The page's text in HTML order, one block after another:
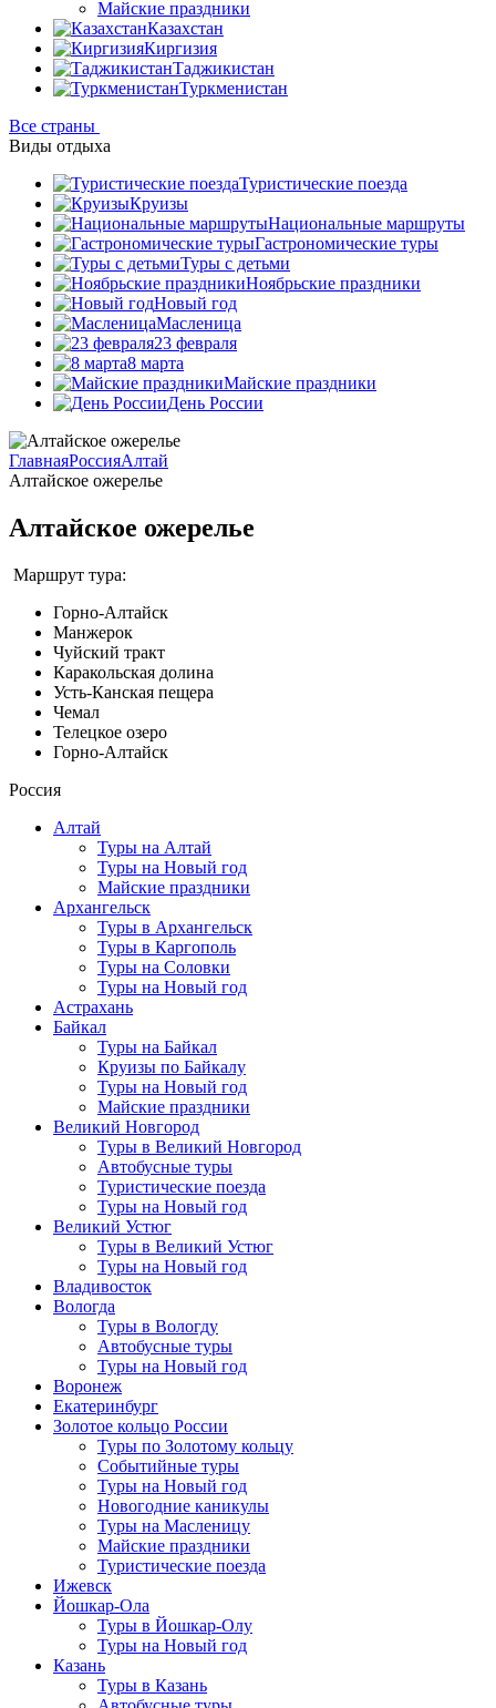
Майские праздники
Казахстан
Киргизия
Таджикистан
Туркменистан
Все страны
Виды отдыха
Туристические поезда
Круизы
Национальные маршруты
Гастрономические туры
Туры с детьми
Ноябрьские праздники
Новый год
Масленица
23 февраля
8 марта
Майские праздники
День России
ГлавнаяРоссияАлтай
Алтайское ожерелье
Алтайское ожерелье
Маршрут тура:
Горно-Алтайск
Манжерок
Чуйский тракт
Каракольская долина
Усть-Канская пещера
Чемал
Телецкое озеро
Горно-Алтайск
Россия
Алтай
Туры на Алтай
Туры на Новый год
Майские праздники
Архангельск
Туры в Архангельск
Туры в Каргополь
Туры на Соловки
Туры на Новый год
Астрахань
Байкал
Туры на Байкал
Круизы по Байкалу
Туры на Новый год
Майские праздники
Великий Новгород
Туры в Великий Новгород
Автобусные туры
Туристические поезда
Туры на Новый год
Великий Устюг
Туры в Великий Устюг
Туры на Новый год
Владивосток
Вологда
Туры в Вологду
Автобусные туры
Туры на Новый год
Воронеж
Екатеринбург
Золотое кольцо России
Туры по Золотому кольцу
Событийные туры
Туры на Новый год
Новогодние каникулы
Туры на Масленицу
Майские праздники
Туристические поезда
Ижевск
Йошкар-Ола
Туры в Йошкар-Олу
Туры на Новый год
Казань
Туры в Казань